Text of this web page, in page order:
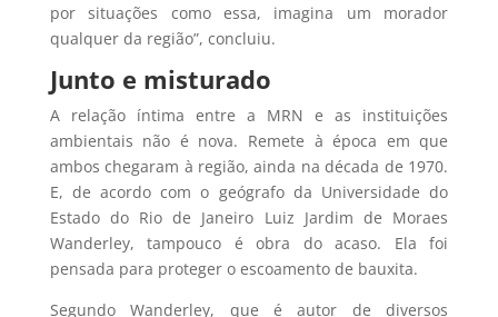
por situações como essa, imagina um morador
qualquer da região”, concluiu.
Junto e misturado
A relação íntima entre a MRN e as instituições
ambientais não é nova. Remete à época em que
ambos chegaram à região, ainda na década de 1970.
E, de acordo com o geógrafo da Universidade do
Estado do Rio de Janeiro Luiz Jardim de Moraes
Wanderley, tampouco é obra do acaso. Ela foi
pensada para proteger o escoamento de bauxita.
Segundo Wanderley, que é autor de diversos